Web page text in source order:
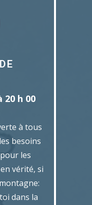
20 h 00
à tous
besoins
les
vérité, si
dans la